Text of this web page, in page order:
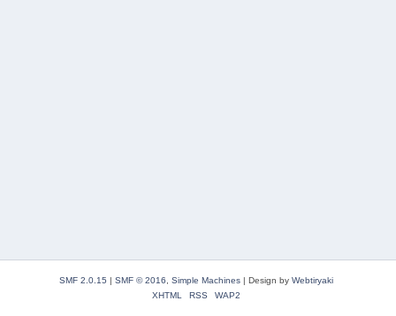
SMF 2.0.15 | SMF © 2016 Simple Machines | Design by Webtiryaki
XHTML
RSS WAP2